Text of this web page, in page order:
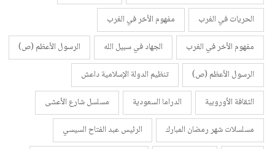
الحريات في الغرب
مفهوم الأخر في الغرب
مفهوم الأخر في الغرب
الجهاد في سبيل الله
الرسول الأعظم (ص)
الرسول الأعظم (ص)
تنظيم الدولة الإسلامية داعش
الثقافة الأوروبية
الدراما السعودية
مسلسل شارع الأعشى
مسلسلات شهر رمضان المبارك
الرئيس عبد الفتاح السيسي